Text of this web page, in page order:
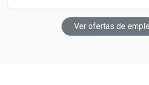
Ver ofertas de